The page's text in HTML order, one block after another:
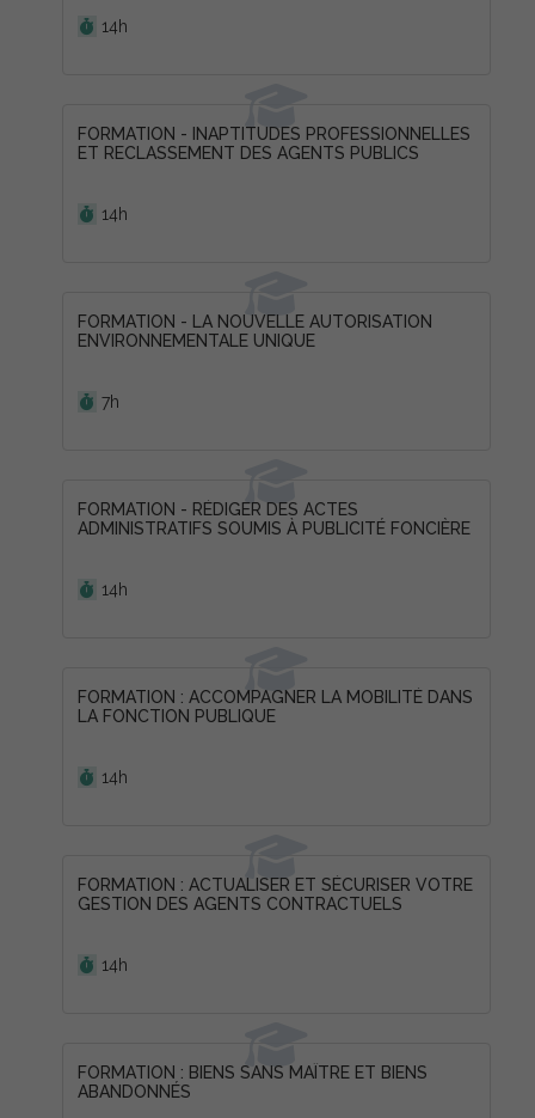
14h
FORMATION - INAPTITUDES PROFESSIONNELLES
ET RECLASSEMENT DES AGENTS PUBLICS
14h
FORMATION - LA NOUVELLE AUTORISATION
ENVIRONNEMENTALE UNIQUE
7h
FORMATION - RÉDIGER DES ACTES
ADMINISTRATIFS SOUMIS À PUBLICITÉ FONCIÈRE
14h
FORMATION : ACCOMPAGNER LA MOBILITÉ DANS
LA FONCTION PUBLIQUE
14h
FORMATION : ACTUALISER ET SÉCURISER VOTRE
GESTION DES AGENTS CONTRACTUELS
14h
FORMATION : BIENS SANS MAÎTRE ET BIENS
ABANDONNÉS